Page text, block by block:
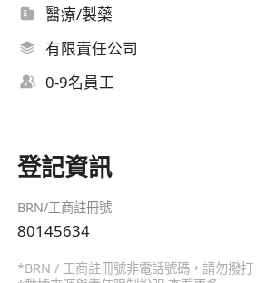
醫療/製藥
有限責任公司
0-9名員工
登記資訊
BRN/工商註冊號
80145634
*BRN / 工商註冊號非電話號碼，請勿撥打